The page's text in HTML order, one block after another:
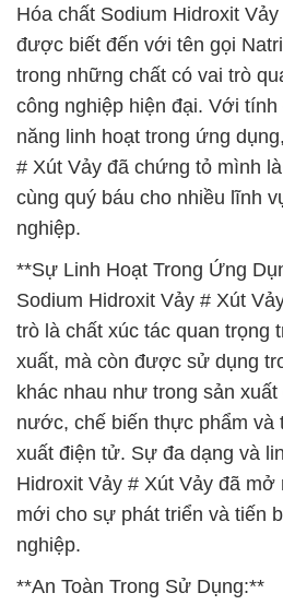
Hóa chất Sodium Hidroxit
được biết đến với tên gọi
trong những chất có vai trò
công nghiệp hiện đại. Với
năng linh hoạt trong ứng
# Xút Vảy đã chứng tỏ mình
cùng quý báu cho nhiều lĩnh
nghiệp.
**Sự Linh Hoạt Trong Ứng
Sodium Hidroxit Vảy # Xút
trò là chất xúc tác quan trọng
xuất, mà còn được sử dụng
khác nhau như trong sản
nước, chế biến thực phẩm và
xuất điện tử. Sự đa dạng và
Hidroxit Vảy # Xút Vảy đã
mới cho sự phát triển và tiến
nghiệp.
**An Toàn Trong Sử Dụng:**